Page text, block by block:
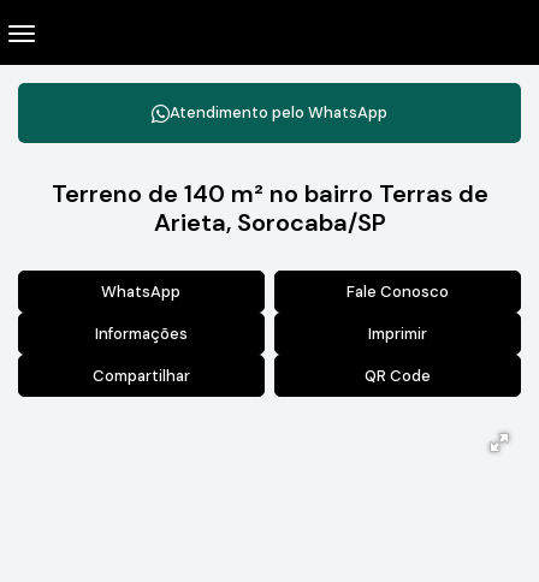
Atendimento pelo WhatsApp
Terreno de 140 m² no bairro Terras de
Arieta, Sorocaba/SP
WhatsApp Fale Conosco
Informações Imprimir
Compartilhar QR Code